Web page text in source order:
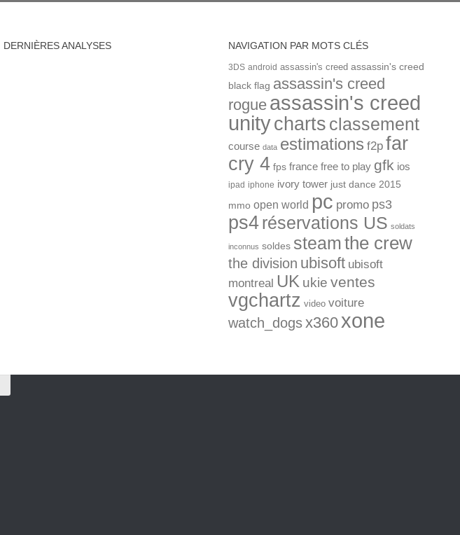
DERNIÈRES ANALYSES NAVIGATION PAR MOTS CLÉS
3DS android assassin's creed assassin's creed
black flag assassin's creed
rogue assassin's creed
unitycharts classement
course data estimations f2p far
cry 4 fps france free to play gfk ios
ipad iphone ivory tower just dance 2015
mmo open world pc promo ps3
ps4réservations US soldats
inconnus soldes steamthe crew
the division ubisoft ubisoft
montreal UK ukie ventes
vgchartz video voiture
watch_dogsx360 xone